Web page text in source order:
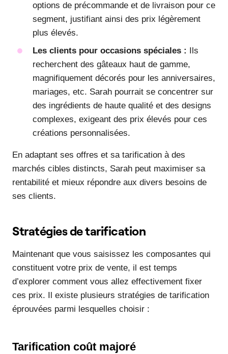
options de précommande et de livraison pour ce
segment, justifiant ainsi des prix légèrement
plus élevés.
Les clients pour occasions spéciales : Ils
recherchent des gâteaux haut de gamme,
magnifiquement décorés pour les anniversaires,
mariages, etc. Sarah pourrait se concentrer sur
des ingrédients de haute qualité et des designs
complexes, exigeant des prix élevés pour ces
créations personnalisées.
En adaptant ses offres et sa tarification à des
marchés cibles distincts, Sarah peut maximiser sa
rentabilité et mieux répondre aux divers besoins de
ses clients.
Stratégies de tarification
Maintenant que vous saisissez les composantes qui
constituent votre prix de vente, il est temps
d’explorer comment vous allez effectivement fixer
ces prix. Il existe plusieurs stratégies de tarification
éprouvées parmi lesquelles choisir :
Tarification coût majoré